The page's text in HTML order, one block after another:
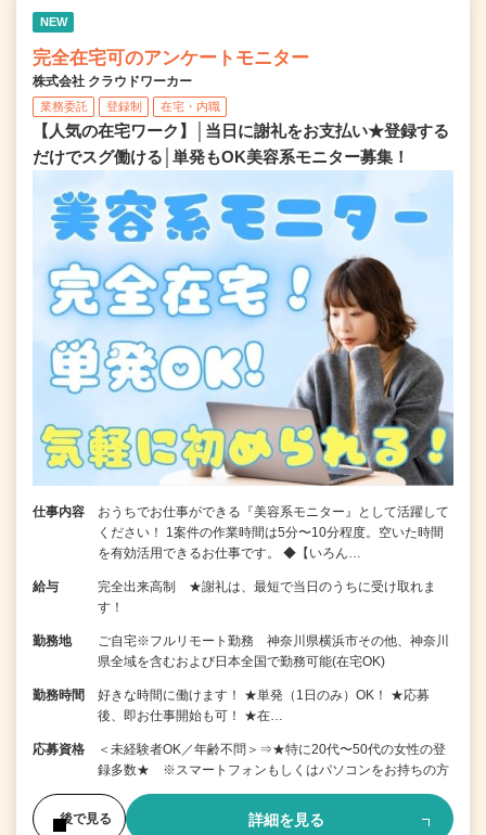
NEW
完全在宅可のアンケートモニター
株式会社 クラウドワーカー
業務委託 登録制 在宅・内職
【人気の在宅ワーク】│当日に謝礼をお支払い★登録する
だけでスグ働ける│単発もOK美容系モニター募集！
仕事内容
おうちでお仕事ができる『美容系モニター』として活躍して
ください！ 1案件の作業時間は5分〜10分程度。空いた時間
を有効活用できるお仕事です。 ◆【いろん…
給与
完全出来高制 ★謝礼は、最短で当日のうちに受け取れま
す！
勤務地
ご自宅※フルリモート勤務 神奈川県横浜市その他、神奈川
県全域を含むおよび日本全国で勤務可能(在宅OK)
勤務時間
好きな時間に働けます！ ★単発（1日のみ）OK！ ★応募
後、即お仕事開始も可！ ★在…
応募資格
＜未経験者OK／年齢不問＞⇒★特に20代〜50代の女性の登
録多数★ ※スマートフォンもしくはパソコンをお持ちの方
後で見る 詳細を見る